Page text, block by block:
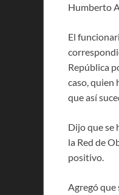
Humberto
El
República
caso, quien
que así
Dijo que se
la Red de
positivo.
Agregó que